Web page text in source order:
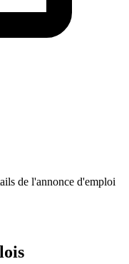
de l'annonce d'emploi